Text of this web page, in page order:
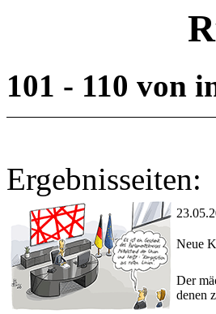
101 - 110 von
Ergebnisseiten:
Neue
Der
denen